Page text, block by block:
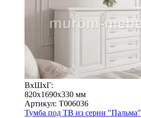
ВхШхГ:
820x1690x330 мм
Артикул: Т006036
Тумба под ТВ из серии "Пальма"